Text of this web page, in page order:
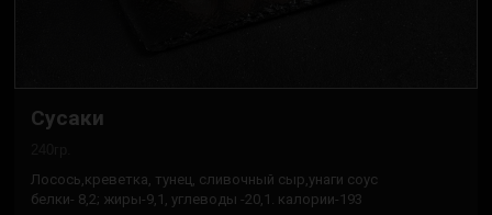
Сусаки
Лосось,креветка, тунец, сливочный сыр,унаги соус
белки- 8,2; жиры-9,1, углеводы -20,1. калории-193